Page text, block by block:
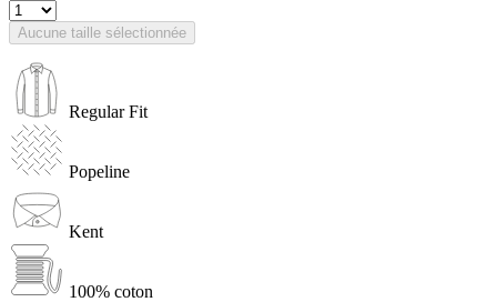
Aucune taille sélectionnée
Regular Fit
Popeline
Kent
100% coton